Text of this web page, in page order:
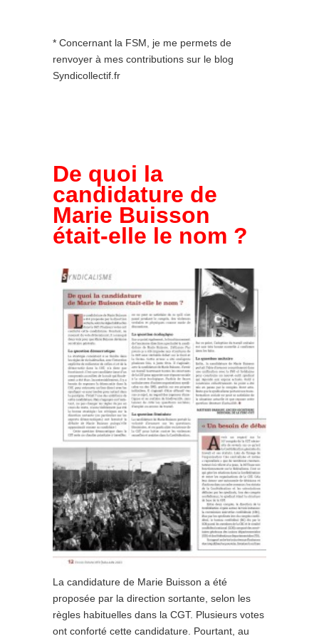
* Concernant la FSM, je me permets de
renvoyer à mes contributions sur le blog
Syndicollectif.fr
De quoi la
candidature de
Marie Buisson
était-elle le nom ?
La candidature de Marie Buisson a été
proposée par la direction sortante, selon les
règles habituelles dans la CGT. Plusieurs votes
ont conforté cette candidature. Pourtant, au